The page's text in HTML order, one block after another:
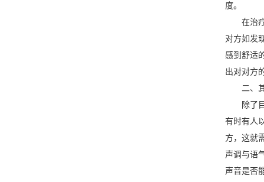
度。
在治疗
对方如发
感到舒适
出对对方
二、其
除了目
有时有人
方，这就
声调与语
声音是否